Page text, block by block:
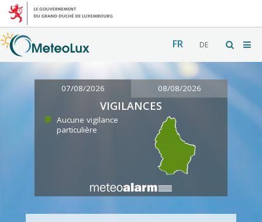
FR DE
07/08/2026 08/08/2026
VIGILANCES
Aucune vigilance
particulière